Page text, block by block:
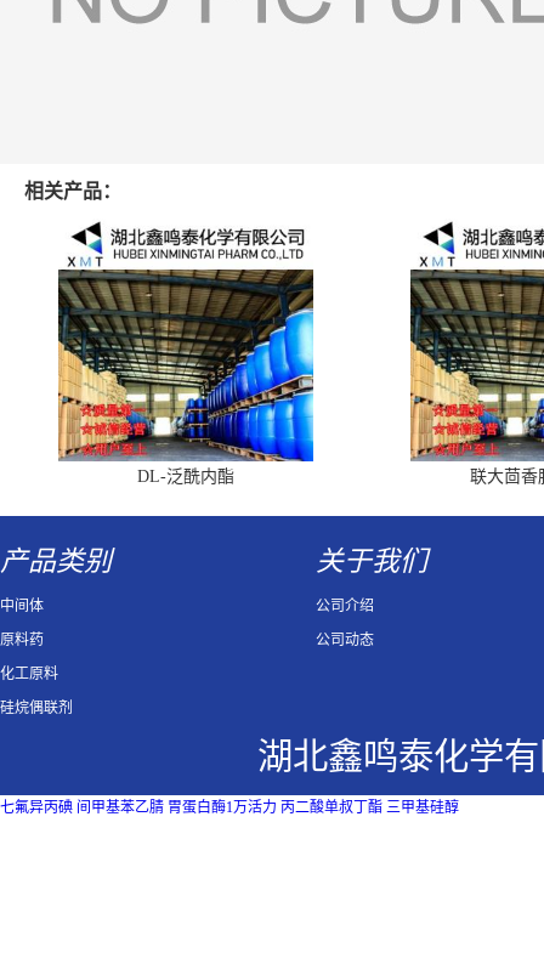
相关产品：
DL-泛酰内酯 联大茴香
产品类别
中间体
原料药
化工原料
硅烷偶联剂
关于我们
公司介绍
公司动态
湖北鑫鸣泰化学
七氟异丙碘 间甲基苯乙腈 胃蛋白酶1万活力 丙二酸单叔丁酯 三甲基硅醇